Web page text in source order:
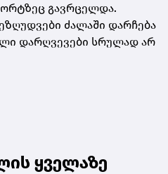
გავრცელდა.
ძალაში დარჩება
დარღვევები სრულად არ
ყველაზე